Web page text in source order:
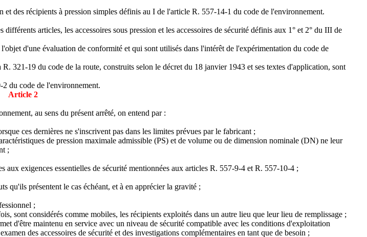
des récipients à pression simples définis au I de l'article R. 557-14-1 du code de l'environnement.
articles, les accessoires sous pression et les accessoires de sécurité définis aux 1° et 2° du III de
d'une évaluation de conformité et qui sont utilisés dans l'intérêt de l'expérimentation du code de
321-19 du code de la route, construits selon le décret du 18 janvier 1943 et ses textes d'application, sont
2 du code de l'environnement.
Article 2
au sens du présent arrêté, on entend par :
ces dernières ne s'inscrivent pas dans les limites prévues par le fabricant ;
de pression maximale admissible (PS) et de volume ou de dimension nominale (DN) ne leur
;
exigences essentielles de sécurité mentionnées aux articles R. 557-9-4 et R. 557-10-4 ;
qu'ils présentent le cas échéant, et à en apprécier la gravité ;
;
sont considérés comme mobiles, les récipients exploités dans un autre lieu que leur lieu de remplissage ;
d'être maintenu en service avec un niveau de sécurité compatible avec les conditions d'exploitation
des accessoires de sécurité et des investigations complémentaires en tant que de besoin ;